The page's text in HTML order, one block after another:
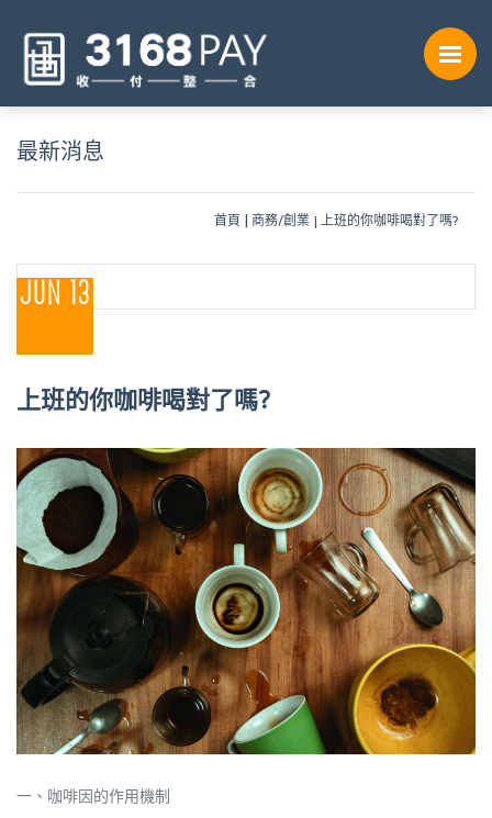
最新消息
首頁 商務/創業 上班的你咖啡喝對了嗎?
JUN 13
上班的你咖啡喝對了嗎?
一、咖啡因的作用機制